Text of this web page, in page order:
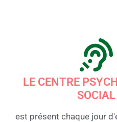
LE CENTRE
SOCIAL
est présent chaque jour